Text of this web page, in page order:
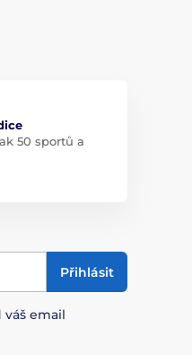
50 sportů a
Přihlásit
email